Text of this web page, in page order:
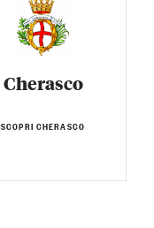
Cherasco
SCOPRI CHERASCO